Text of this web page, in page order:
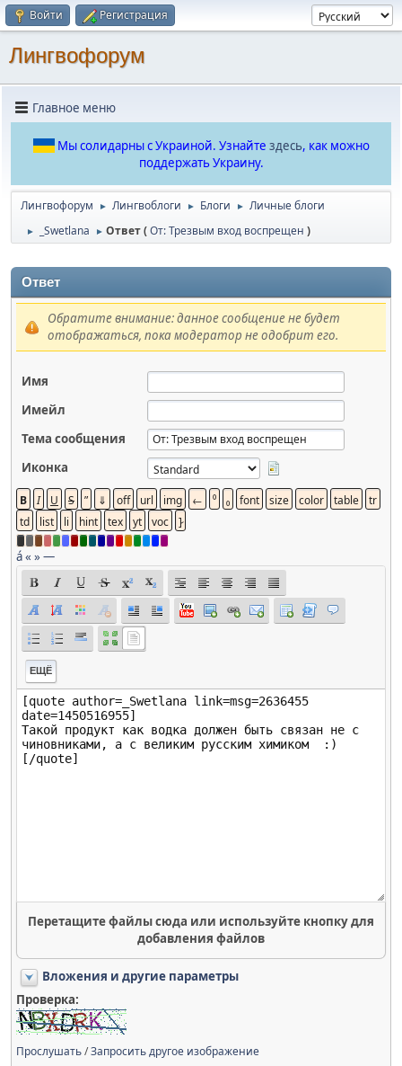
Войти Регистрация
Лингвофорум
Главное меню
Мы солидарны с Украиной. Узнайте здесь, как можно
поддержать Украину.
Лингвофорум ► Лингвоблоги ► Блоги ► Личные блоги
► _Swetlana ► Ответ (От: Трезвым вход воспрещен )
Ответ
Обратите внимание: данное сообщение не будет
отображаться, пока модератор не одобрит его.
Имя
Имейл
Тема сообщения
Иконка
á« »—
ЕЩЁ
Перетащите файлы сюда или используйте кнопку для
добавления файлов
Вложения и другие параметры
Проверка:
Прослушать/Запросить другое изображение